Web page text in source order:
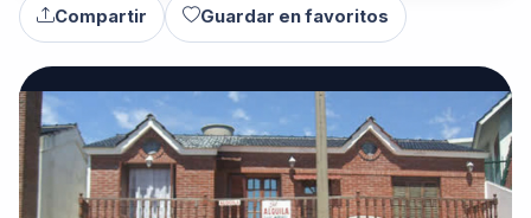
Compartir Guardar en favoritos